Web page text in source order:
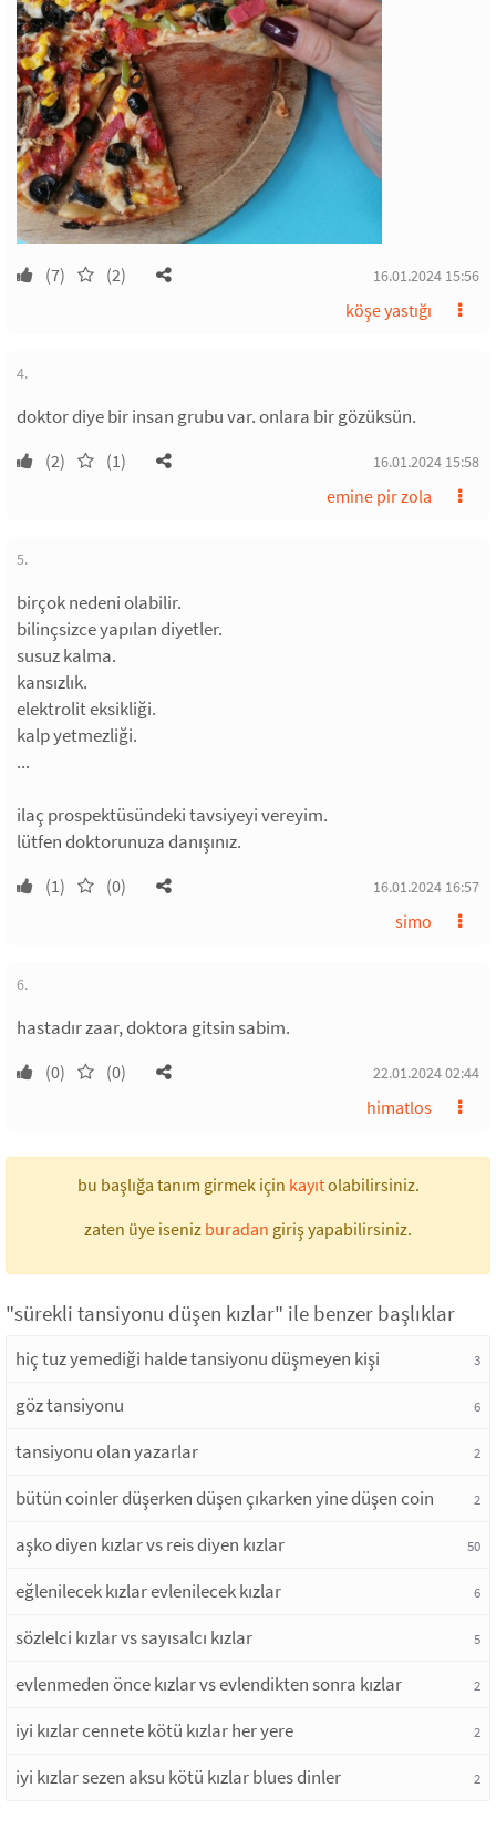
(7) (2) 16.01.2024 15:56
köşe yastığı
4.
doktor diye bir insan grubu var. onlara bir gözüksün.
(2) (1) 16.01.2024 15:58
emine pir zola
5.
birçok nedeni olabilir.
bilinçsizce yapılan diyetler.
susuz kalma.
kansızlık.
elektrolit eksikliği.
kalp yetmezliği.
...
ilaç prospektüsündeki tavsiyeyi vereyim.
lütfen doktorunuza danışınız.
(1) (0) 16.01.2024 16:57
simo
6.
hastadır zaar, doktora gitsin sabim.
(0) (0) 22.01.2024 02:44
himatlos
bu başlığa tanım girmek için kayıtolabilirsiniz.
zaten üye iseniz buradan giriş yapabilirsiniz.
"sürekli tansiyonu düşen kızlar" ile benzer başlıklar
hiç tuz yemediği halde tansiyonu düşmeyen kişi 3
göz tansiyonu 6
tansiyonu olan yazarlar 2
bütün coinler düşerken düşen çıkarken yine düşen coin 2
aşko diyen kızlar vs reis diyen kızlar 50
eğlenilecek kızlar evlenilecek kızlar 6
sözlelci kızlar vs sayısalcı kızlar 5
evlenmeden önce kızlar vs evlendikten sonra kızlar 2
iyi kızlar cennete kötü kızlar her yere 2
iyi kızlar sezen aksu kötü kızlar blues dinler 2